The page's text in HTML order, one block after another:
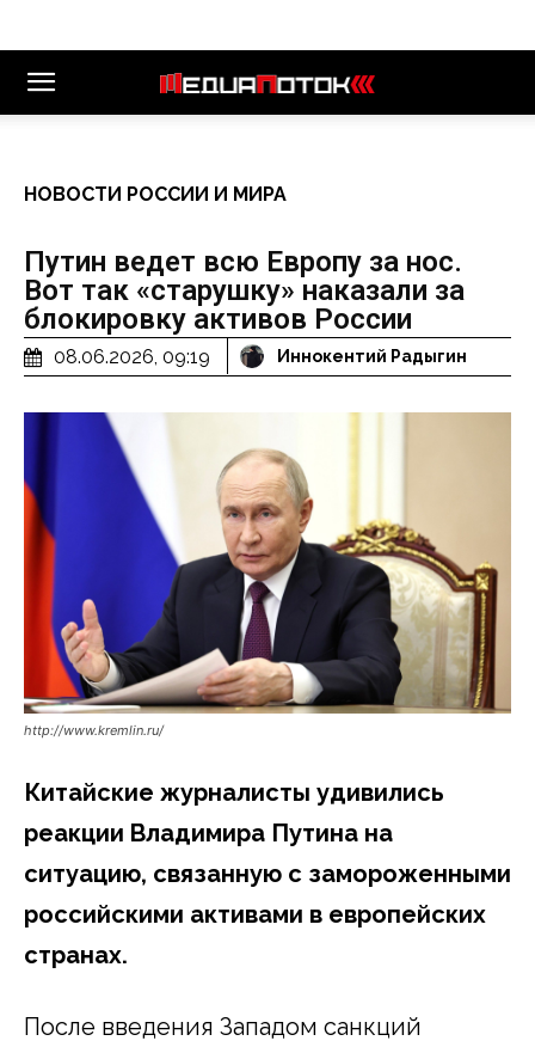
НОВОСТИ РОССИИ И МИРА
Путин ведет всю Европу за нос.
Вот так «старушку» наказали за
блокировку активов России
08.06.2026, 09:19 Иннокентий Радыгин
http://www.kremlin.ru/
Китайские журналисты удивились
реакции Владимира Путина на
ситуацию, связанную с замороженными
российскими активами в европейских
странах.
После введения Западом санкций